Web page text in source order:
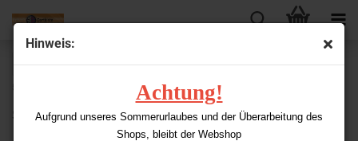
Hinweis:
Achtung!
Aufgrund unseres Sommerurlaubes und der Überarbeitung des
Shops, bleibt der Webshop
« Erster « zurück weiter »
Letzter »
53
Artikel in dieser Kategorie
Scan I (Barrels) 14gr. (=16gr.)